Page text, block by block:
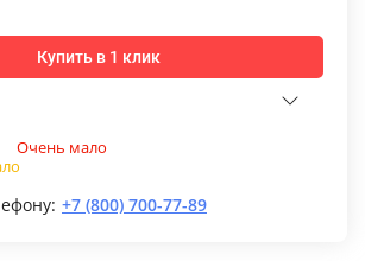
Купить в 1 клик
Очень мало
+7 (800) 700-77-89